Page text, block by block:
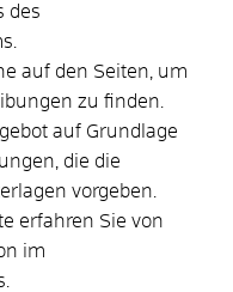
des
auf den Seiten, um
zu finden.
auf Grundlage
die die
vorgeben.
erfahren Sie von
im